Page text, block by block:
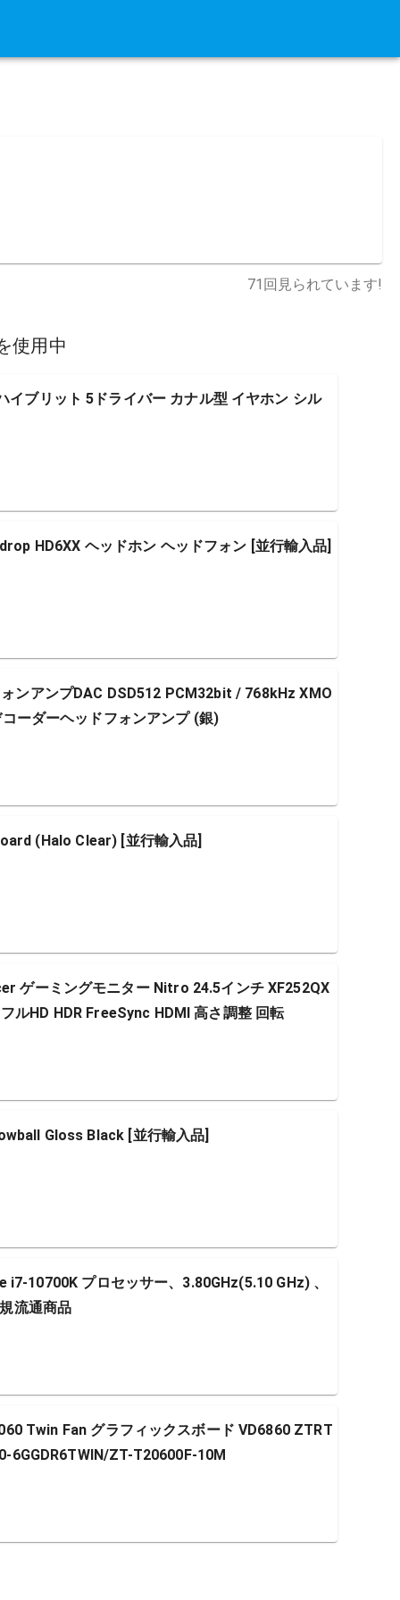
71 回見られています!
使用中
イブリット 5ドライバー カナル型 イヤホン シル
HD6XX ヘッドホン ヘッドフォン [並行輸入品]
ンアンプDAC DSD512 PCM32bit / 768kHz XMO
ーダーヘッドフォンアンプ (銀)
(Halo Clear) [並行輸入品]
ゲーミングモニター Nitro 24.5インチ XF252QX
ルHD HDR FreeSync HDMI 高さ調整 回転
Gloss Black [並行輸入品]
i7-10700K プロセッサー、3.80GHz(5.10 GHz) 、
流通商品
Twin Fan グラフィックスボード VD6860 ZTRT
6GGDR6TWIN/ZT-T20600F-10M